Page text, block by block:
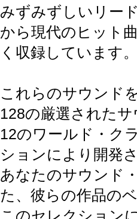
みずみずしいリー
から現代のヒット
く収録しています
これらのサウンド
128の厳選された
12のワールド・ク
ションにより開発
あなたのサウンド
た、彼らの作品の
このセレクション